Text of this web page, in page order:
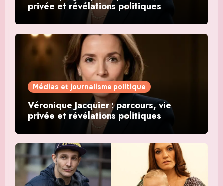
privée et révélations politiques
Médias et journalisme politique
Véronique Jacquier : parcours, vie
privée et révélations politiques